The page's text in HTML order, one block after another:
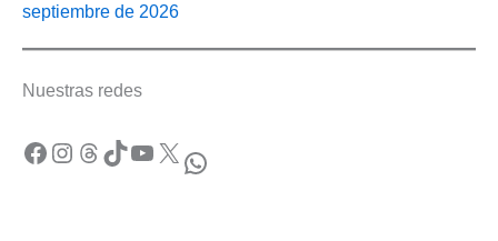
septiembre de 2026
Nuestras redes
Facebook Instagram Threads TikTok YouTube X WhatsApp